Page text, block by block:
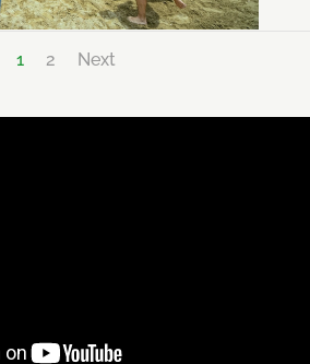
1 2 Next